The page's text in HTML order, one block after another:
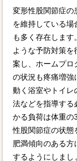
変形性股関節症の
を維持している
も多く存在しま
ような予防対策
案し、ホームプロ
の状況も疼痛増強
動く浴室やトイレ
法などを指導する
かる負荷は体重の
性股関節症の状態
肥満傾向のある
するようにしまし